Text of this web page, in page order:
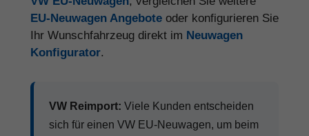
EU-Neuwagen Angebote oder konfigurieren Sie
Ihr Wunschfahrzeug direkt im Neuwagen
Konfigurator.
VW Reimport: Viele Kunden entscheiden
sich für einen VW EU-Neuwagen, um beim